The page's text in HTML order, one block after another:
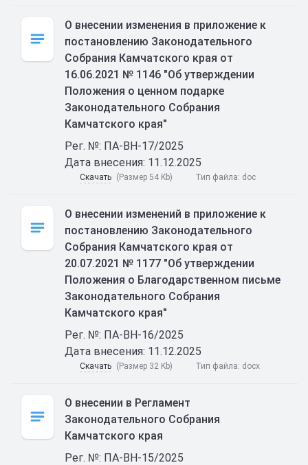
О внесении изменения в приложение к
постановлению Законодательного
Собрания Камчатского края от
16.06.2021 № 1146 "Об утверждении
Положения о ценном подарке
Законодательного Собрания
Камчатского края"
Рег. №: ПА-ВН-17/2025
Дата внесения: 11.12.2025
Скачать (Размер 54 Kb) Тип файла: doc
О внесении изменений в приложение к
постановлению Законодательного
Собрания Камчатского края от
20.07.2021 № 1177 "Об утверждении
Положения о Благодарственном письме
Законодательного Собрания
Камчатского края"
Рег. №: ПА-ВН-16/2025
Дата внесения: 11.12.2025
Скачать (Размер 32 Kb) Тип файла: docx
О внесении в Регламент
Законодательного Собрания
Камчатского края
Рег. №: ПА-ВН-15/2025